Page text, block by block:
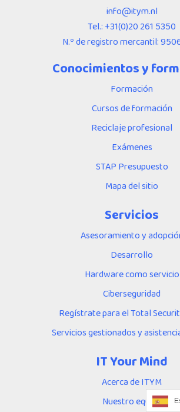
info@itym.nl
Tel.:+31(0)20 261 5350
N.º de registro mercantil:
Conocimientos y
Formación
Cursos de formación
Reciclaje profesional
Exámenes
STAP Presupuesto
Mapa del sitio
Servicios
Asesoramiento y
Desarrollo
Hardware como servicio
Ciberseguridad
Regístrate para el Total
Servicios gestionados y
IT Your Mind
Acerca de ITYM
Nuestro equipo